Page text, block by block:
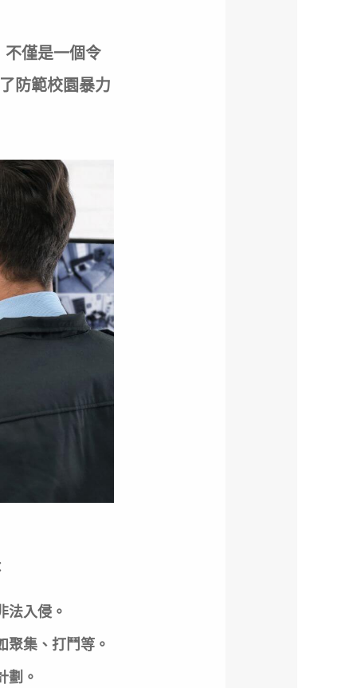
僅是一個令
防範校園暴力
法入侵。
集、打鬥等。
劃。